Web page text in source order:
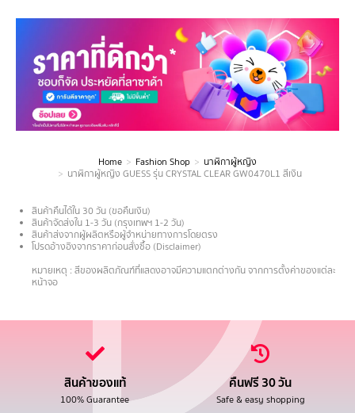
Home Fashion Shop
นาฬิกาผู้หญิง
นาฬิกาผู้หญิง GUESS รุ่น CRYSTAL CLEAR GW0470L1 สีเงิน
สินค้าคืนได้ใน 30 วัน (ขอคืนเงิน)
สินค้าจัดส่งใน 1-3 วัน (กรุงเทพฯ 1-2 วัน)
สินค้าส่งจากผู้ผลิตหรือผู้จำหน่ายทางการโดยตรง
โปรดอ้างอิงจากราคาก่อนสั่งซื้อ (Disclaimer)
หมายเหตุ : สีของผลิตภัณฑ์ที่แสดงอาจมีความแตกต่างกัน จากการตั้งค่าของแต่ละ
หน้าจอ
สินค้าของแท้
100% Guarantee
คืนฟรี 30 วัน
Safe & easy shopping